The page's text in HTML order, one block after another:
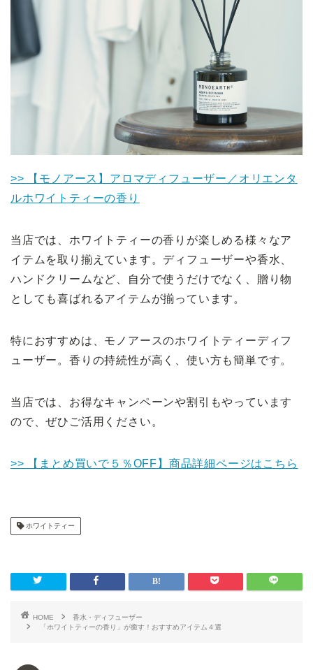
>> 【モノアース】アロマディフューザー／オリエンタ
ルホワイトティーの香り
当店では、ホワイトティーの香りが楽しめる様々なア
イテムを取り揃えています。ディフューザーや香水、
ハンドクリームなど、自分で使うだけでなく、贈り物
としても喜ばれるアイテムが揃っています。
特におすすめは、モノアースのホワイトティーディフ
ューザー。香りの持続性が高く、使い方も簡単です。
当店では、お得なキャンペーンや割引もやっています
ので、ぜひご活用ください。
>> 【まとめ買いで５％OFF】商品詳細ページはこちら
ホワイトティー
HOME
香水・ディフューザー
「ホワイトティーの香り」が癒す！おすすめアイテム４選